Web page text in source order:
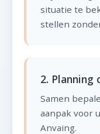
situatie te
stellen
2. Planning
Samen
aanpak voor
Anvaing.